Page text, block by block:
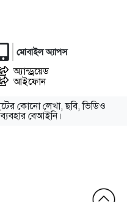
মোবাইল অ্যাপস
অ্যান্ড্রয়েড
আইফোন
কোনো লেখা, ছবি, ভিডিও
বেআইনি।